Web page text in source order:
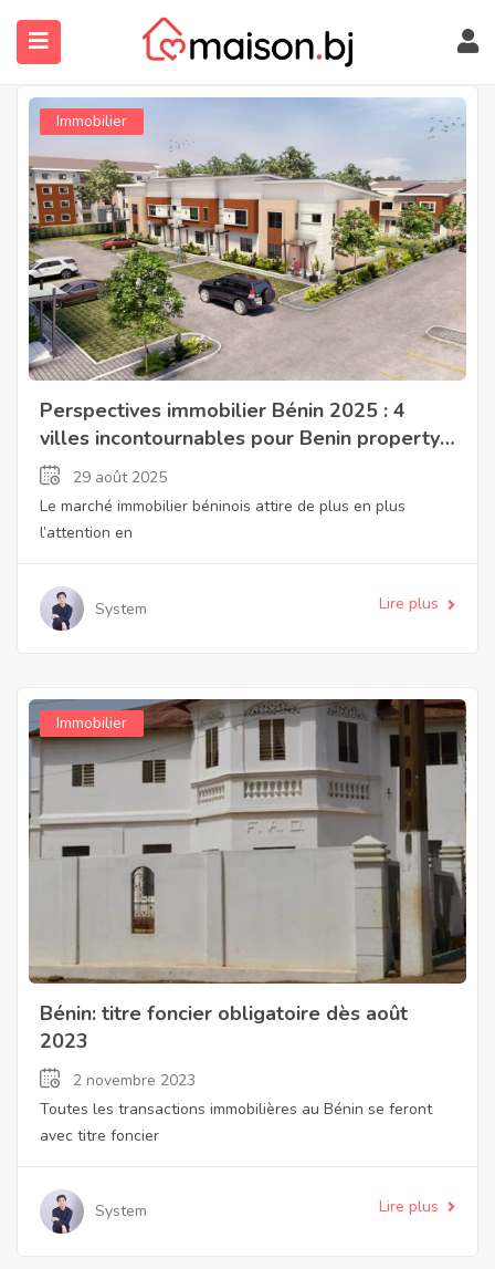
(À Propos)
Immobilier
Perspectives immobilier Bénin 2025 : 4
villes incontournables pour Benin property
investment
29 août 2025
Le marché immobilier béninois attire de plus en plus
l’attention en
System Lire plus
Immobilier
Bénin: titre foncier obligatoire dès août
2023
2 novembre 2023
Toutes les transactions immobilières au Bénin se feront
avec titre foncier
System Lire plus